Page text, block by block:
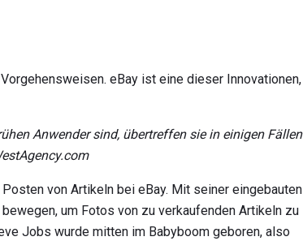
eBay ist eine dieser Innovationen,
Anwender sind, übertreffen sie in einigen Fällen
von Artikeln bei eBay. Mit seiner eingebauten
um Fotos von zu verkaufenden Artikeln zu
Jobs wurde mitten im Babyboom geboren, also